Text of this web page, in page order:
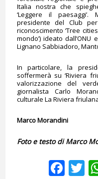
Italia nostra che
‘Leggere il paesaggi’.
presidente del Club
riconoscimento ‘Tree
mondo’) ideato dall’ONU
Lignano Sabbiadoro,
In particolare, la
soffermerà su ‘Riviera
valorizzazione del
giornalista Carlo
culturale La Riviera friulana
Marco Morandini
Foto e testo di Marco